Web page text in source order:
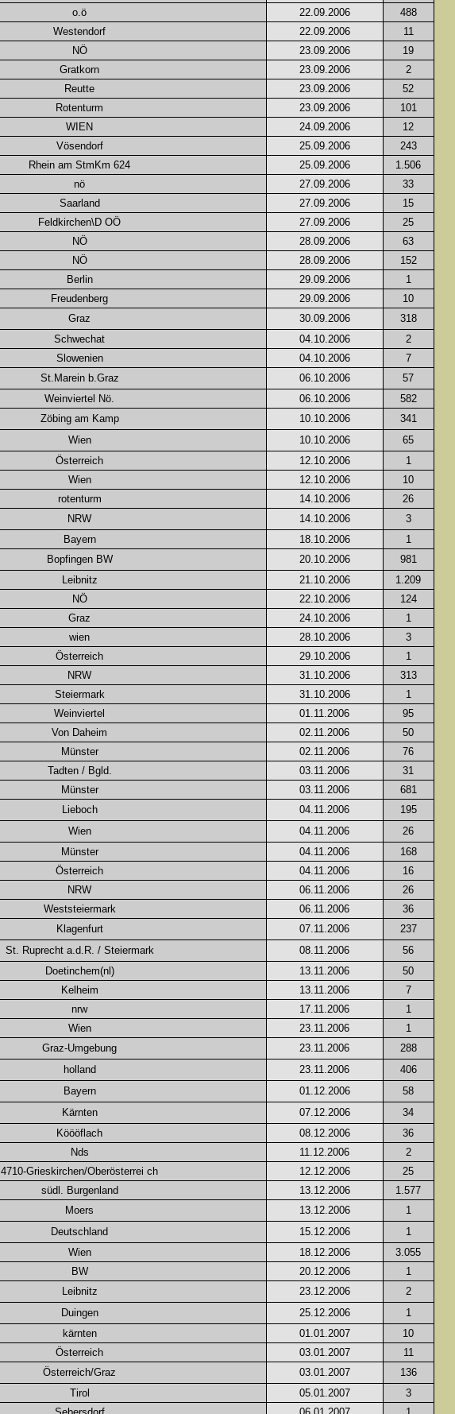
o.ö 22.09.2006
488
Westendorf 22.09.2006
11
NÖ 23.09.2006
19
Gratkorn 23.09.2006
2
Reutte 23.09.2006
52
Rotenturm 23.09.2006
101
WIEN 24.09.2006
12
Vösendorf 25.09.2006
243
Rhein am StmKm 624 25.09.2006
1.506
nö 27.09.2006
33
Saarland 27.09.2006
15
Feldkirchen\D OÖ 27.09.2006
25
NÖ 28.09.2006
63
NÖ 28.09.2006
152
Berlin 29.09.2006
1
Freudenberg 29.09.2006
10
Graz 30.09.2006
318
Schwechat 04.10.2006
2
Slowenien 04.10.2006
7
St.Marein b.Graz 06.10.2006
57
Weinviertel Nö. 06.10.2006
582
Zöbing am Kamp 10.10.2006
341
Wien 10.10.2006
65
Österreich 12.10.2006
1
Wien 12.10.2006
10
rotenturm 14.10.2006
26
NRW 14.10.2006
3
Bayern 18.10.2006
1
Bopfingen BW 20.10.2006
981
Leibnitz 21.10.2006
1.209
NÖ 22.10.2006
124
Graz 24.10.2006
1
wien 28.10.2006
3
Österreich 29.10.2006
1
NRW 31.10.2006
313
Steiermark 31.10.2006
1
Weinviertel 01.11.2006
95
Von Daheim 02.11.2006
50
Münster 02.11.2006
76
Tadten / Bgld. 03.11.2006
31
Münster 03.11.2006
681
Lieboch 04.11.2006
195
Wien 04.11.2006
26
Münster 04.11.2006
168
Österreich 04.11.2006
16
NRW 06.11.2006
26
Weststeiermark 06.11.2006
36
Klagenfurt 07.11.2006
237
St. Ruprecht a.d.R. / Steiermark 08.11.2006
56
Doetinchem(nl) 13.11.2006
50
Kelheim 13.11.2006
7
nrw 17.11.2006
1
Wien 23.11.2006
1
Graz-Umgebung 23.11.2006
288
holland 23.11.2006
406
Bayern 01.12.2006
58
Kärnten 07.12.2006
34
Köööflach 08.12.2006
36
Nds 11.12.2006
2
4710-Grieskirchen/Oberösterrei ch 12.12.2006
25
südl. Burgenland 13.12.2006
1.577
Moers 13.12.2006
1
Deutschland 15.12.2006
1
Wien 18.12.2006
3.055
BW 20.12.2006
1
Leibnitz 23.12.2006
2
Duingen 25.12.2006
1
kärnten 01.01.2007
10
Österreich 03.01.2007
11
Österreich/Graz 03.01.2007
136
Tirol 05.01.2007
3